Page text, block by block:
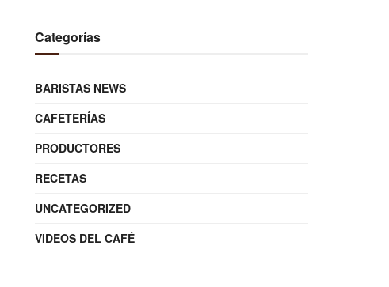
Categorías
BARISTAS NEWS
CAFETERÍAS
PRODUCTORES
RECETAS
UNCATEGORIZED
VIDEOS DEL CAFÉ